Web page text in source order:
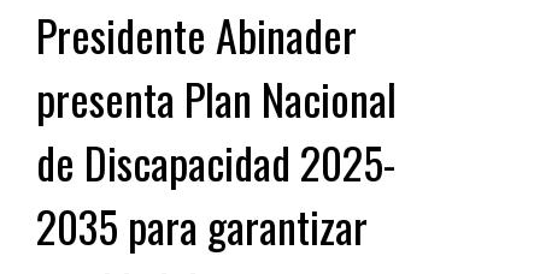
Presidente Abinader
presenta Plan Nacional
de Discapacidad 2025-
2035 para garantizar